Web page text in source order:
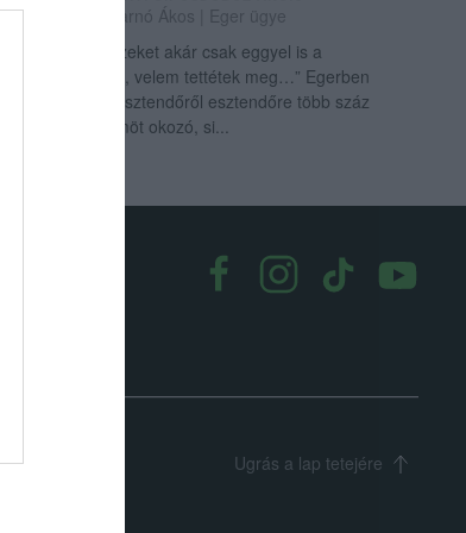
26 | Csarnó Ákos |
Eger ügye
megtettétek ezeket akár csak eggyel is a
atyámfiai közül, velem tettétek meg…” Egerben
évtizedes az esztendőről esztendőre több száz
ünnepi örömöt okozó, si...
Ugrás a lap tetejére